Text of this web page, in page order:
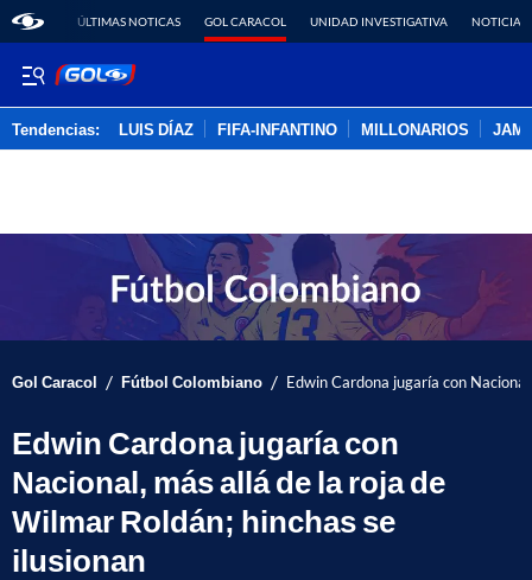
ÚLTIMAS NOTICAS GOL CARACOL UNIDAD INVESTIGATIVA NOTICIAS
Tendencias: LUIS DÍAZ FIFA-INFANTINO MILLONARIOS
Gol Caracol / Fútbol Colombiano / Edwin Cardona jugaría con
Edwin Cardona jugaría con
Nacional, más allá de la roja de
Wilmar Roldán; hinchas se
ilusionan